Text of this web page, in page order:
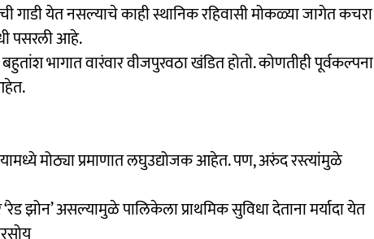
गाडी येत नसल्याचे काही स्थानिक रहिवासी मोकळ्या जागेत कचरा
पसरली आहे.
भागात वारंवार वीजपुरवठा खंडित होतो. कोणतीही पूर्वकल्पना
मोठ्या प्रमाणात लघुउद्योजक आहेत. पण, अरुंद रस्त्यांमुळे
झोन’ असल्यामुळे पालिकेला प्राथमिक सुविधा देताना मर्यादा येत